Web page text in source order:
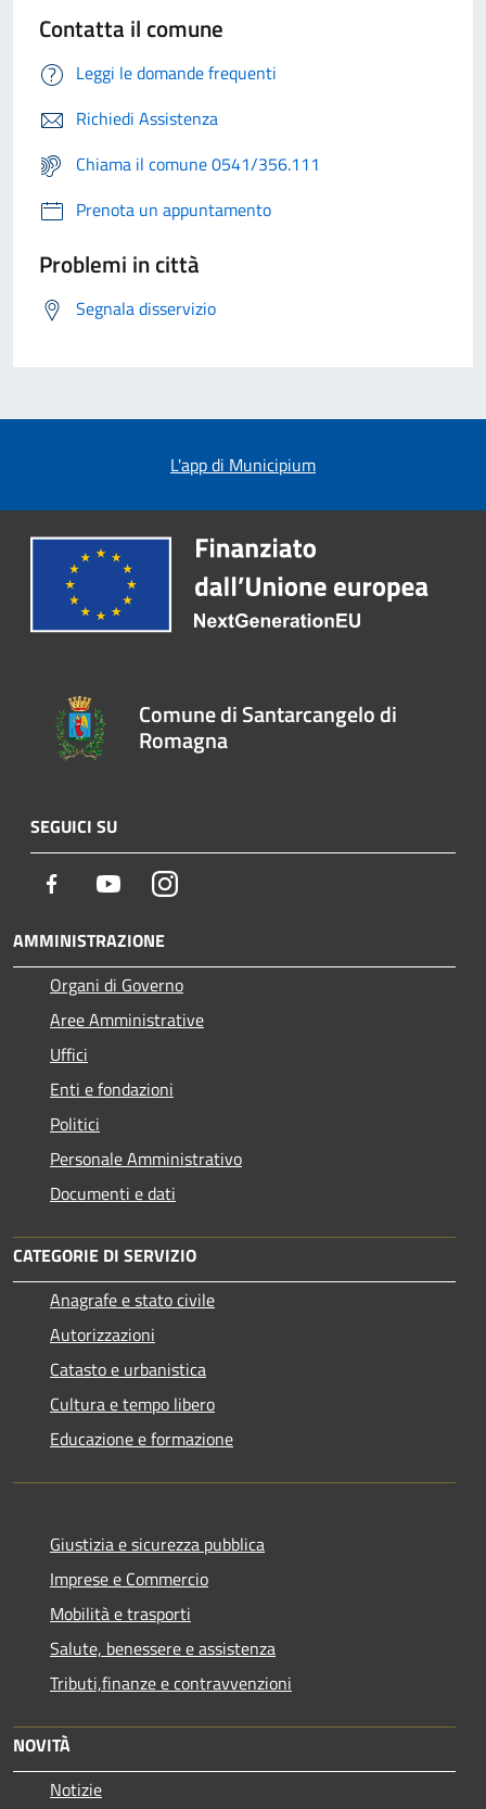
Contatta il comune
Leggi le domande frequenti
Richiedi Assistenza
Chiama il comune 0541/356.111
Prenota un appuntamento
Problemi in città
Segnala disservizio
L'app di Municipium
Comune di Santarcangelo di
Romagna
SEGUICI SU
Facebook YoutubeInstagram
AMMINISTRAZIONE
Organi di Governo
Aree Amministrative
Uffici
Enti e fondazioni
Politici
Personale Amministrativo
Documenti e dati
CATEGORIE DI SERVIZIO
Anagrafe e stato civile
Autorizzazioni
Catasto e urbanistica
Cultura e tempo libero
Educazione e formazione
Giustizia e sicurezza pubblica
Imprese e Commercio
Mobilità e trasporti
Salute, benessere e assistenza
Tributi,finanze e contravvenzioni
NOVITÀ
Notizie